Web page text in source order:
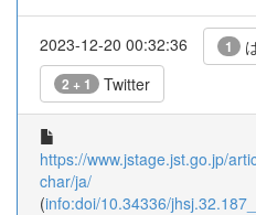
2023-12-20 00:32:36 1
2 + 1 Twitter
https://www.jstage.jst.go.jp/
char/ja/
(info:doi/10.34336/